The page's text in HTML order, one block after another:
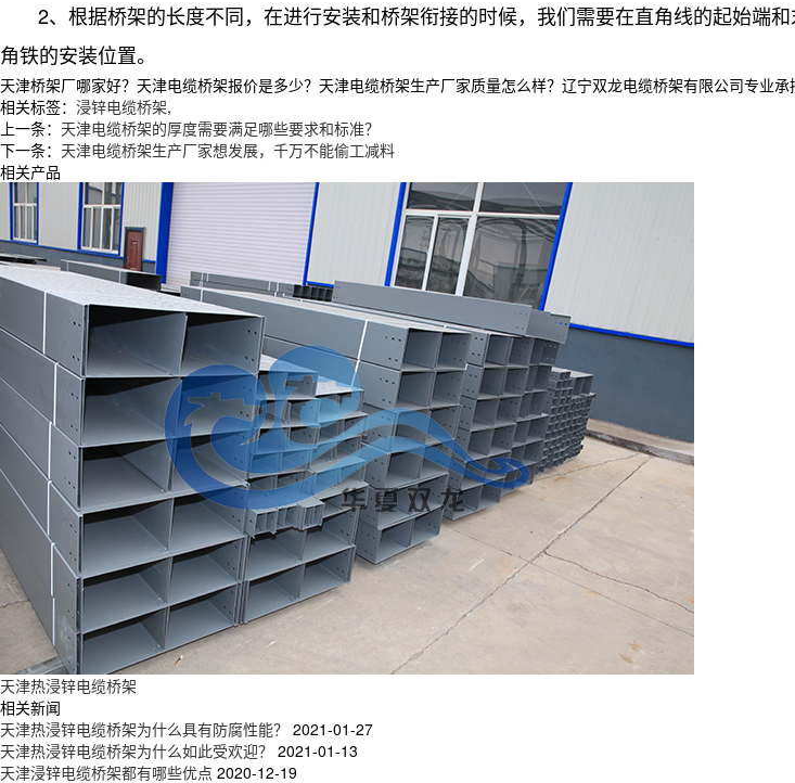
2、根据桥架的长度不同，在进行安装和桥架衔接的时候，我们需要在直角线的起始端
角铁的安装位置。
天津桥架厂哪家好？天津电缆桥架报价是多少？天津电缆桥架生产厂家质量怎么样？辽宁双龙电缆桥架有限公司专业
相关标签： 浸锌电缆桥架,
上一条： 天津电缆桥架的厚度需要满足哪些要求和标准？
下一条： 天津电缆桥架生产厂家想发展，千万不能偷工减料
相关产品
天津热浸锌电缆桥架
相关新闻
天津热浸锌电缆桥架为什么具有防腐性能？ 2021-01-27
天津热浸锌电缆桥架为什么如此受欢迎？ 2021-01-13
天津浸锌电缆桥架都有哪些优点 2020-12-19